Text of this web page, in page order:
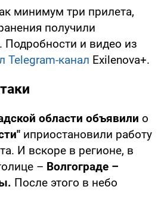
минимум три прилета,
получили
Подробности и видео из
Telegram-канал Exilenova+.
области объявили о
иприостановили работу
И вскоре в регионе, в
– Волгограде –
После этого в небо